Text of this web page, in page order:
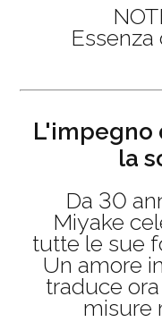
L'impegno
la
Da 30
Miyake
tutte le sue
Un amore
traduce
misure